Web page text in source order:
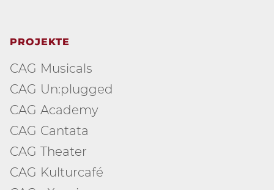
PROJEKTE
CAG Musicals
CAG Un:plugged
CAG Academy
CAG Cantata
CAG Theater
CAG Kulturcafé